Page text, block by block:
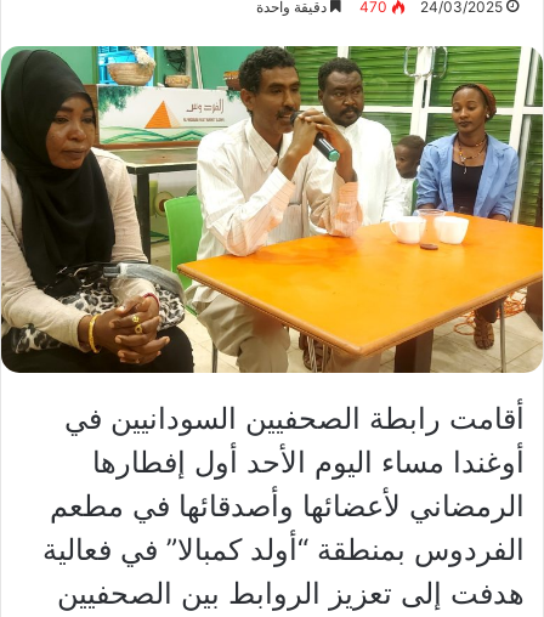
24/03/2025
470 دقيقة واحدة
أقامت رابطة الصحفيين السودانيين في
أوغندا مساء اليوم الأحد أول إفطارها
الرمضاني لأعضائها وأصدقائها في مطعم
الفردوس بمنطقة “أولد كمبالا” في فعالية
هدفت إلى تعزيز الروابط بين الصحفيين